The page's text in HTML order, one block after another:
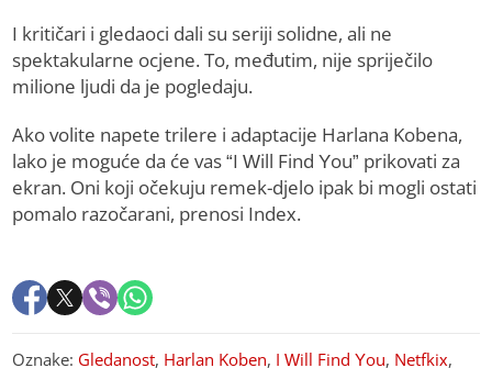
I kritičari i gledaoci dali su seriji solidne, ali ne
spektakularne ocjene. To, međutim, nije spriječilo
milione ljudi da je pogledaju.
Ako volite napete trilere i adaptacije Harlana Kobena,
lako je moguće da će vas “I Will Find You” prikovati za
ekran. Oni koji očekuju remek-djelo ipak bi mogli ostati
pomalo razočarani, prenosi Index.
Oznake: Gledanost, Harlan Koben, I Will Find You, Netfkix,